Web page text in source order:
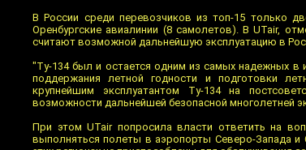
В России среди перевозчиков из топ-15 только
Оренбургские авиалинии (8 самолетов). В UTair,
считают возможной дальнейшую эксплуатацию в
"Ту-134 был и остается одним из самых надежных в
поддержания летной годности и подготовки
крупнейшим эксплуатантом Ту-134 на
возможности дальнейшей безопасной многолетней
При этом UTair попросила власти ответить на
выполняться полеты в аэропорты Северо-Запада